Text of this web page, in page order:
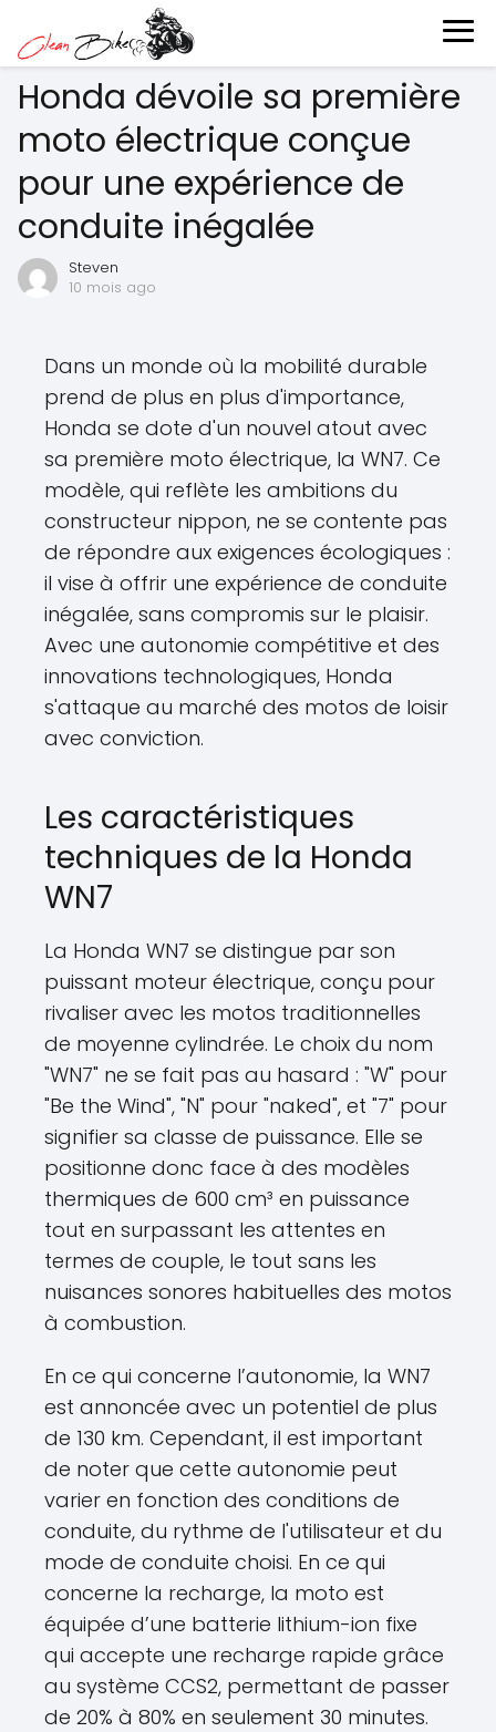
Honda dévoile sa première
moto électrique conçue
pour une expérience de
conduite inégalée
Steven
10 mois ago
Dans un monde où la mobilité durable
prend de plus en plus d'importance,
Honda se dote d'un nouvel atout avec
sa première moto électrique, la WN7. Ce
modèle, qui reflète les ambitions du
constructeur nippon, ne se contente pas
de répondre aux exigences écologiques :
il vise à offrir une expérience de conduite
inégalée, sans compromis sur le plaisir.
Avec une autonomie compétitive et des
innovations technologiques, Honda
s'attaque au marché des motos de loisir
avec conviction.
Les caractéristiques
techniques de la Honda
WN7
La Honda WN7 se distingue par son
puissant moteur électrique, conçu pour
rivaliser avec les motos traditionnelles
de moyenne cylindrée. Le choix du nom
"WN7" ne se fait pas au hasard : "W" pour
"Be the Wind", "N" pour "naked", et "7" pour
signifier sa classe de puissance. Elle se
positionne donc face à des modèles
thermiques de 600 cm³ en puissance
tout en surpassant les attentes en
termes de couple, le tout sans les
nuisances sonores habituelles des motos
à combustion.
En ce qui concerne l’autonomie, la WN7
est annoncée avec un potentiel de plus
de 130 km. Cependant, il est important
de noter que cette autonomie peut
varier en fonction des conditions de
conduite, du rythme de l'utilisateur et du
mode de conduite choisi. En ce qui
concerne la recharge, la moto est
équipée d’une batterie lithium-ion fixe
qui accepte une recharge rapide grâce
au système CCS2, permettant de passer
de 20% à 80% en seulement 30 minutes.